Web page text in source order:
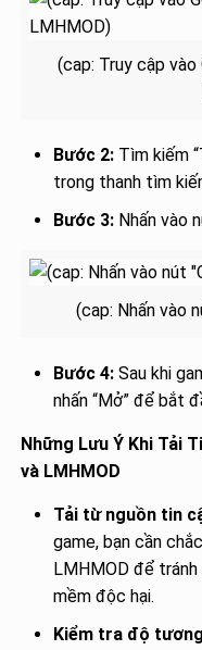
(cap: Truy cập
Bước 2: Tìm kiếm
trong thanh tìm
Bước 3: Nhấn vào
(cap: Nhấn vào
Bước 4: Sau khi
nhấn “Mở” để bắt
Những Lưu Ý Khi Tải
và LMHMOD
Tải từ nguồn tin
game, bạn cần
LMHMOD để tránh
mềm độc hại.
Kiểm tra độ